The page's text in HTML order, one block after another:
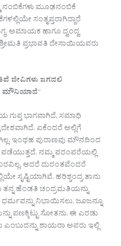
ನಂಬಿಕೆಗಳು ಮೂಢನಂಬಿಕೆ
ಸಂತೃಪ್ತರಾಗಿದ್ದಾರೆ
ಅಮಾಯಕ ಹಾಗೂ ದ್ವಂದ್ವ
ಪ್ರಭಾವತಿ ದೇಸಾಯಿಯವರು
ಜೀವಿಗಳು ಜಗದಲಿ
ಮೌನಿಯಾದೆ“
ಗುಪ್ತ ಭಾಗವಾಗಿದೆ, ಸಮಾಧಿ
ಏಕೆಂದರೆ ಅಲ್ಲಿಗೆ
ಇಂಥಹ ಪುರಾಣವು ಮೌನದಿಂದ
ನಮ್ಮ ಪರಂಪರೆಯಲ್ಲಿ
ಆದರೆ ದುರಂತವೆಂದರೆ
ಸೃಷ್ಟಿಯಾಗಿವೆ. ಹರಿಶ್ಚಂದ್ರ ತಾನು
ತನ್ನ ಹೆಂಡತಿ ಚಂದ್ರಮತಿಯನ್ನು
ಧರ್ಮವನ್ನು ನಿಭಾಯಿಸಲು, ಜೂಜನ್ನೂ
ಪಣಕ್ಕಿಟ್ಟು ಸೋತನು.‌ ಈ ಎರಡು
ಶಾಯರಾ ಅವರು ಇಲ್ಲಿ